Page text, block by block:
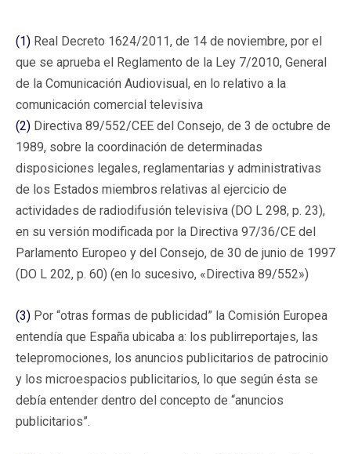
(1) Real Decreto 1624/2011, de 14 de noviembre, por el
que se aprueba el Reglamento de la Ley 7/2010, General
de la Comunicación Audiovisual, en lo relativo a la
comunicación comercial televisiva
(2) Directiva 89/552/CEE del Consejo, de 3 de octubre de
1989, sobre la coordinación de determinadas
disposiciones legales, reglamentarias y administrativas
de los Estados miembros relativas al ejercicio de
actividades de radiodifusión televisiva (DO L 298, p. 23),
en su versión modificada por la Directiva 97/36/CE del
Parlamento Europeo y del Consejo, de 30 de junio de 1997
(DO L 202, p. 60) (en lo sucesivo, «Directiva 89/552»)
(3) Por “otras formas de publicidad” la Comisión Europea
entendía que España ubicaba a: los publirreportajes, las
telepromociones, los anuncios publicitarios de patrocinio
y los microespacios publicitarios, lo que según ésta se
debía entender dentro del concepto de “anuncios
publicitarios”.